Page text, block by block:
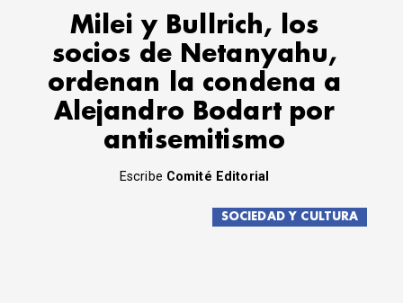
Milei y Bullrich, los
socios de Netanyahu,
ordenan la condena a
Alejandro Bodart por
antisemitismo
Escribe Comité Editorial
SOCIEDAD Y CULTURA